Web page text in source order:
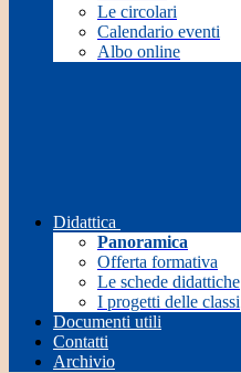
Le circolari
Calendario eventi
Albo online
Didattica
Panoramica
Offerta formativa
Le schede didattiche
I progetti delle classi
Documenti utili
Contatti
Archivio